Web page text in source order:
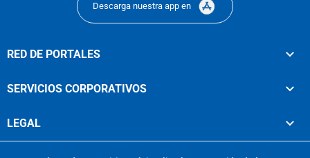
Descarga nuestra app en
RED DE PORTALES
SERVICIOS CORPORATIVOS
LEGAL